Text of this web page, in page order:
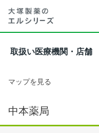
取扱い医療機関・店舗
マップを見る
中本薬局